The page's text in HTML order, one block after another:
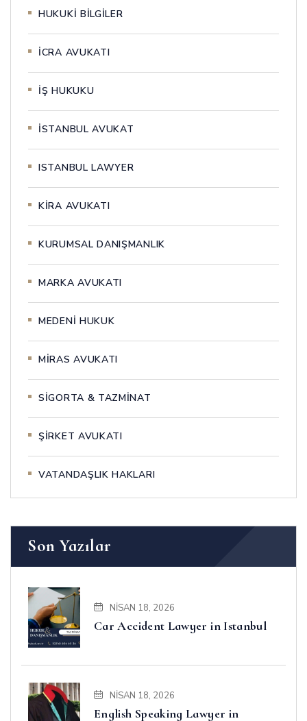
HUKUKİ BİLGİLER
İCRA AVUKATI
İŞ HUKUKU
İSTANBUL AVUKAT
ISTANBUL LAWYER
KİRA AVUKATI
KURUMSAL DANIŞMANLIK
MARKA AVUKATI
MEDENİ HUKUK
MİRAS AVUKATI
SİGORTA & TAZMİNAT
ŞİRKET AVUKATI
VATANDAŞLIK HAKLARI
Son Yazılar
NISAN 18, 2026
Car Accident Lawyer in Istanbul
NISAN 18, 2026
English Speaking Lawyer in